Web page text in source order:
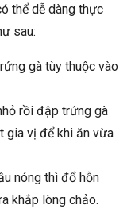
thể dễ dàng thực
sau:
gà tùy thuộc vào
rồi đập trứng gà
gia vị để khi ăn vừa
nóng thì đổ hỗn
khắp lòng chảo.